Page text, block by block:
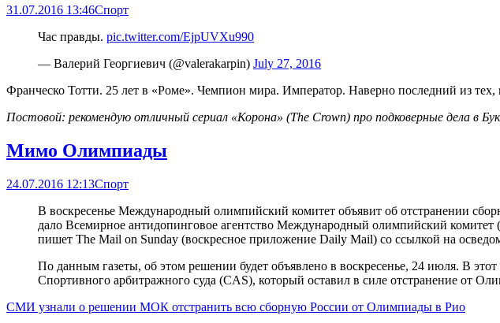
31.07.2016 13:46Спорт
Час правды. pic.twitter.com/EjpUVXu990
— Валерий Георгиевич (@valerakarpin) July 27, 2016
Франческо Тотти. 25 лет в «Роме». Чемпион мира. Император. Наверно последний из тех,
Постовой: рекомендую отличный сериал «Корона» (The Crown) про подковерные дела в
Мимо Олимпиады
24.07.2016 12:13Спорт
В воскресенье Международный олимпийский комитет объявит об отстранении
дало Всемирное антидопинговое агентство Международный олимпийский
пишет The Mail on Sunday (воскресное приложение Daily Mail) со ссылкой на
По данным газеты, об этом решении будет объявлено в воскресенье, 24 июля. В
Спортивного арбитражного суда (CAS), который оставил в силе отстранение от
СМИ узнали о решении МОК отстранить всю сборную России от Олимпиады в Рио